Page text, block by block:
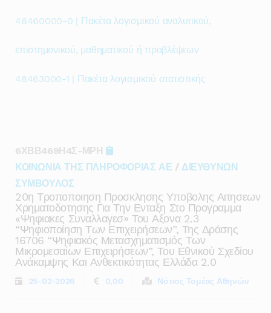
48460000-0 | Πακέτα λογισμικού αναλυτικού,
επιστημονικού, μαθηματικού ή προβλέψεων
48463000-1 | Πακέτα λογισμικού στατιστικής
6ΧΒΒ469Η4Σ-ΜΡΗ
ΚΟΙΝΩΝΙΑ ΤΗΣ ΠΛΗΡΟΦΟΡΙΑΣ ΑΕ / ΔΙΕΥΘΥΝΩΝ
ΣΥΜΒΟΥΛΟΣ
20η Τροποποιηση Προσκλησης Υποβολης Αιτησεων
Χρηματοδοτησης Για Την Ενταξη Στο Προγραμμα
«ψηφιακες Συναλλαγεσ» Του Αξονα 2.3
“ψηφιοποίηση Των Επιχειρήσεων”, Της Δράσης
16706 “ψηφιακός Μετασχηματισμός Των
Μικρομεσαίων Επιχειρήσεων”, Του Εθνικού Σχεδίου
Ανάκαμψης Και Ανθεκτικότητας Ελλάδα 2.0
25-02-2026 0,00 Νότιος Τομέας Αθηνών